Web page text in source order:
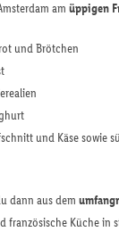
am üppigen
und Brötchen
und Käse sowie
dann aus dem
französische Küche in